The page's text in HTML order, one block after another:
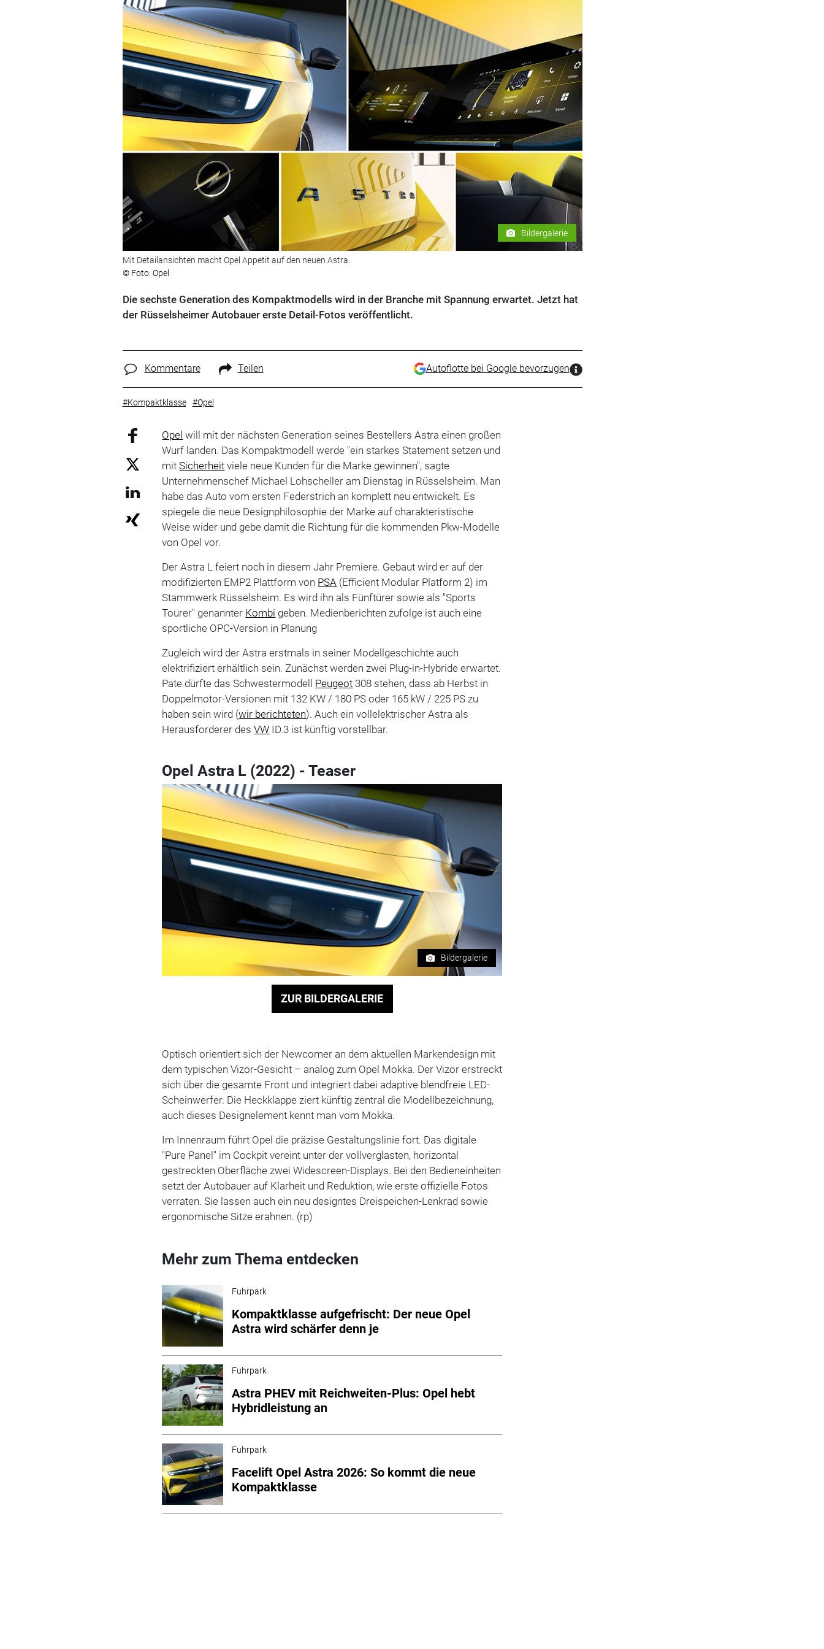
Bildergalerie
Mit Detailansichten macht Opel Appetit auf den neuen Astra.
© Foto: Opel
Die sechste Generation des Kompaktmodells wird in der Branche mit Spannung erwartet. Jetzt hat
der Rüsselsheimer Autobauer erste Detail-Fotos veröffentlicht.
Kommentare Teilen Autoflotte bei Google bevorzugen
#Kompaktklasse #Opel
Opel will mit der nächsten Generation seines Bestellers Astra einen großen
Wurf landen. Das Kompaktmodell werde "ein starkes Statement setzen und
mitSicherheit viele neue Kunden für die Marke gewinnen", sagte
Unternehmenschef Michael Lohscheller am Dienstag in Rüsselsheim. Man
habe das Auto vom ersten Federstrich an komplett neu entwickelt. Es
spiegele die neue Designphilosophie der Marke auf charakteristische
Weise wider und gebe damit die Richtung für die kommenden Pkw-Modelle
von Opel vor.
Der Astra L feiert noch in diesem Jahr Premiere. Gebaut wird er auf der
modifizierten EMP2 Plattform von PSA (Efficient Modular Platform 2) im
Stammwerk Rüsselsheim. Es wird ihn als Fünftürer sowie als "Sports
Tourer" genannter Kombi geben. Medienberichten zufolge ist auch eine
sportliche OPC-Version in Planung
Zugleich wird der Astra erstmals in seiner Modellgeschichte auch
elektrifiziert erhältlich sein. Zunächst werden zwei Plug-in-Hybride erwartet.
Pate dürfte das Schwestermodell Peugeot 308 stehen, dass ab Herbst in
Doppelmotor-Versionen mit 132 KW / 180 PS oder 165 kW / 225 PS zu
haben sein wird (wir berichteten). Auch ein vollelektrischer Astra als
Herausforderer desVW ID.3 ist künftig vorstellbar.
Opel Astra L (2022) - Teaser
Bildergalerie
ZUR BILDERGALERIE
Optisch orientiert sich der Newcomer an dem aktuellen Markendesign mit
dem typischen Vizor-Gesicht – analog zum Opel Mokka. Der Vizor erstreckt
sich über die gesamte Front und integriert dabei adaptive blendfreie LED-
Scheinwerfer. Die Heckklappe ziert künftig zentral die Modellbezeichnung,
auch dieses Designelement kennt man vom Mokka.
Im Innenraum führt Opel die präzise Gestaltungslinie fort. Das digitale
"Pure Panel" im Cockpit vereint unter der vollverglasten, horizontal
gestreckten Oberfläche zwei Widescreen-Displays. Bei den Bedieneinheiten
setzt der Autobauer auf Klarheit und Reduktion, wie erste offizielle Fotos
verraten. Sie lassen auch ein neu designtes Dreispeichen-Lenkrad sowie
ergonomische Sitze erahnen. (rp)
Mehr zum Thema entdecken
Fuhrpark
Kompaktklasse aufgefrischt: Der neue Opel
Astra wird schärfer denn je
Fuhrpark
Astra PHEV mit Reichweiten-Plus: Opel hebt
Hybridleistung an
Fuhrpark
Facelift Opel Astra 2026: So kommt die neue
Kompaktklasse